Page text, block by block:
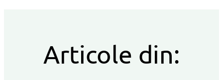
Articole din: